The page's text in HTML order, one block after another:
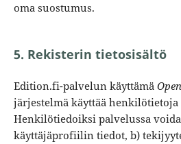
oma suostumus.
5. Rekisterin tietosisältö
Edition.fi-palvelun käyttämä
järjestelmä käyttää
Henkilötiedoiksi palvelussa
käyttäjäprofiilin tiedot, b)